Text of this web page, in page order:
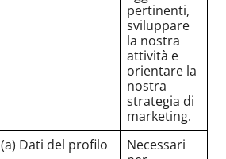
pertinenti,
sviluppare
la nostra
attività e
orientare la
nostra
strategia di
marketing.
(a) Dati del profilo
Necessari